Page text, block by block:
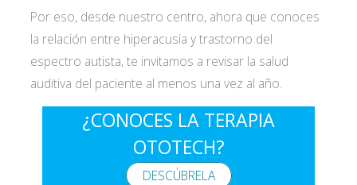
Por eso, desde nuestro centro, ahora que conoces
la relación entre hiperacusia y trastorno del
espectro autista, te invitamos a revisar la salud
auditiva del paciente al menos una vez al año.
¿CONOCES LA TERAPIA
OTOTECH?
DESCÚBRELA